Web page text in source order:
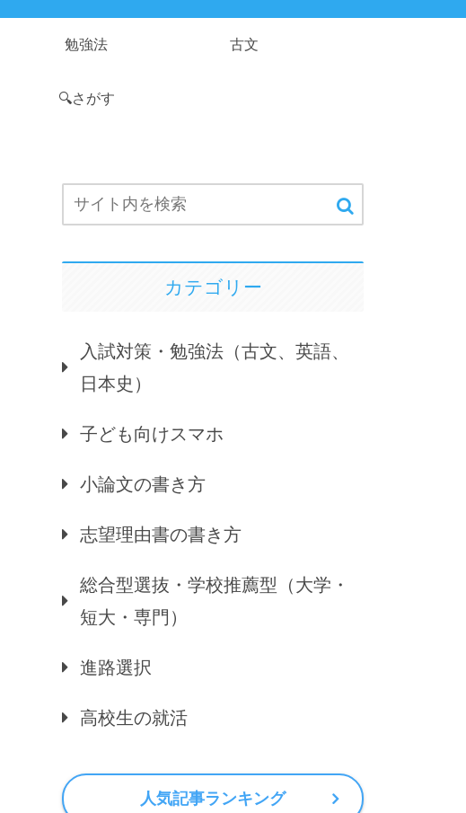
勉強法 古文
🔍さがす
カテゴリー
入試対策・勉強法（古文、英語、
日本史）
子ども向けスマホ
小論文の書き方
志望理由書の書き方
総合型選抜・学校推薦型（大学・
短大・専門）
進路選択
高校生の就活
人気記事ランキング